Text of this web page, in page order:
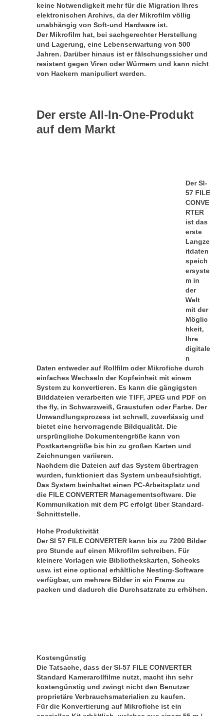
keine Notwendigkeit mehr für die Migration Ihres
elektronischen Archivs, da der Mikrofilm völlig
unabhängig von Soft-und Hardware ist.
Der Mikrofilm hat, bei sachgerechter Herstellung
und Lagerung, eine Lebenserwartung von 500
Jahren. Darüber hinaus ist er fälschungssicher und
resistent gegen Viren oder Würmern und kann nicht
von Hackern manipuliert werden.
Der erste All-In-One-Produkt
auf dem Markt
Der SI-
57 FILE
CONVE
RTER
ist das
erste
Langze
itdaten
speich
ersyste
m in
der
Welt
mit der
Möglic
hkeit,
Ihre
digitale
n
Daten entweder auf Rollfilm oder Mikrofiche durch
einfaches Wechseln der Kopfeinheit mit einem
System zu konvertieren. Es kann die gängigsten
Bilddateien verarbeiten wie TIFF, JPEG und PDF on
the fly, in Schwarzweiß, Graustufen oder Farbe. Der
Umwandlungsprozess ist schnell, zuverlässig und
bietet eine hervorragende Bildqualität. Die
ursprüngliche Dokumentengröße kann von
Postkartengröße bis hin zu großen Karten und
Zeichnungen variieren.
Nachdem die Dateien auf das System übertragen
wurden, funktioniert das System unbeaufsichtigt.
Das System beinhaltet einen PC-Arbeitsplatz und
die FILE CONVERTER Managementsoftware. Die
Kommunikation mit dem PC erfolgt über Standard-
Schnittstelle.
Hohe Produktivität
Der SI 57 FILE CONVERTER kann bis zu 7200 Bilder
pro Stunde auf einen Mikrofilm schreiben. Für
kleinere Vorlagen wie Bibliothekskarten, Schecks
usw. ist eine optional erhältliche Nesting-Software
verfügbar, um mehrere Bilder in ein Frame zu
packen und dadurch die Durchsatzrate zu erhöhen.
Kostengünstig
Die Tatsache, dass der SI-57 FILE CONVERTER
Standard Kamerarollfilme nutzt, macht ihn sehr
kostengünstig und zwingt nicht den Benutzer
proprietäre Verbrauchsmaterialien zu kaufen.
Für die Konvertierung auf Mikrofiche ist ein